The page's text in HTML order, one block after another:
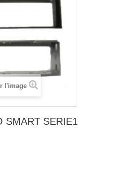
l'image
SMART SERIE1